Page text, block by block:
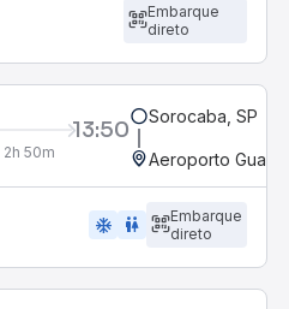
Embarque
direto
13:50
2h 50m
Sorocaba, SP
Aeroporto
ac_unit wc
Embarque
direto